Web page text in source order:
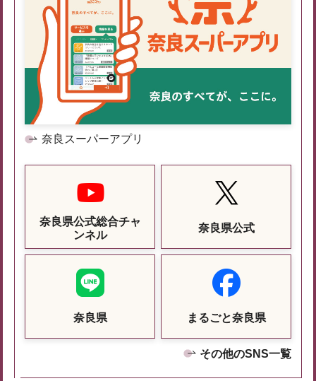
奈良スーパーアプリ
奈良県公式総合チャ
ンネル
奈良県公式
奈良県 まるごと奈良県
その他のSNS一覧